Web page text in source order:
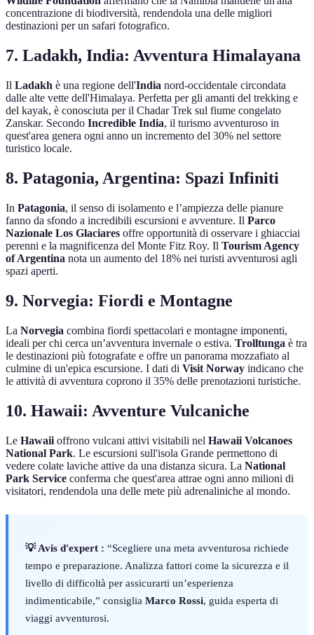
concentrazione di biodiversità, rendendola una delle migliori
destinazioni per un safari fotografico.
7. Ladakh, India: Avventura Himalayana
Il Ladakh è una regione dell'India nord-occidentale circondata
dalle alte vette dell'Himalaya. Perfetta per gli amanti del trekking e
del kayak, è conosciuta per il Chadar Trek sul fiume congelato
Zanskar. Secondo Incredible India, il turismo avventuroso in
quest'area genera ogni anno un incremento del 30% nel settore
turistico locale.
8. Patagonia, Argentina: Spazi Infiniti
In Patagonia, il senso di isolamento e l’ampiezza delle pianure
fanno da sfondo a incredibili escursioni e avventure. Il Parco
Nazionale Los Glaciares offre opportunità di osservare i ghiacciai
perenni e la magnificenza del Monte Fitz Roy. Il Tourism Agency
of Argentina nota un aumento del 18% nei turisti avventurosi agli
spazi aperti.
9. Norvegia: Fiordi e Montagne
La Norvegia combina fiordi spettacolari e montagne imponenti,
ideali per chi cerca un’avventura invernale o estiva. Trolltunga è tra
le destinazioni più fotografate e offre un panorama mozzafiato al
culmine di un'epica escursione. I dati di Visit Norway indicano che
le attività di avventura coprono il 35% delle prenotazioni turistiche.
10. Hawaii: Avventure Vulcaniche
Le Hawaii offrono vulcani attivi visitabili nel Hawaii Volcanoes
National Park. Le escursioni sull'isola Grande permettono di
vedere colate laviche attive da una distanza sicura. La National
Park Service conferma che quest'area attrae ogni anno milioni di
visitatori, rendendola una delle mete più adrenaliniche al mondo.
💡 Avis d'expert : “Scegliere una meta avventurosa richiede
tempo e preparazione. Analizza fattori come la sicurezza e il
livello di difficoltà per assicurarti un’esperienza
indimenticabile,” consiglia Marco Rossi, guida esperta di
viaggi avventurosi.